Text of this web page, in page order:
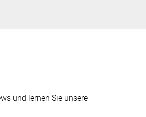
und lernen Sie unsere